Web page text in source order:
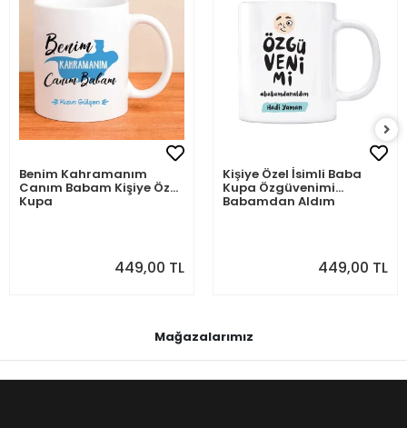
Benim Kahramanım
Canım Babam Kişiye Özel
Kupa
449,00 TL
Kişiye Özel İsimli Baba
Kupa Özgüvenimi
Babamdan Aldım
449,00 TL
Mağazalarımız